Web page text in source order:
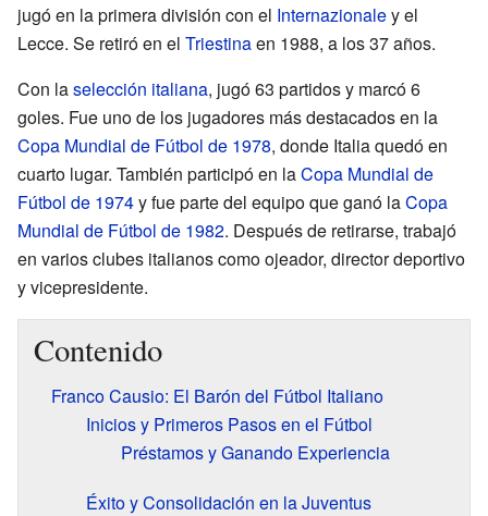
jugó en la primera división con el Internazionaley el
Lecce. Se retiró en el Triestinaen 1988, a los 37 años.
Con laselección italiana, jugó 63 partidos y marcó 6
goles. Fue uno de los jugadores más destacados en la
Copa Mundial de Fútbol de 1978, donde Italia quedó en
cuarto lugar. También participó en laCopa Mundial de
Fútbol de 1974y fue parte del equipo que ganó laCopa
Mundial de Fútbol de 1982. Después de retirarse, trabajó
en varios clubes italianos como ojeador, director deportivo
y vicepresidente.
Contenido
Franco Causio: El Barón del Fútbol Italiano
Inicios y Primeros Pasos en el Fútbol
Préstamos y Ganando Experiencia
Éxito y Consolidación en la Juventus